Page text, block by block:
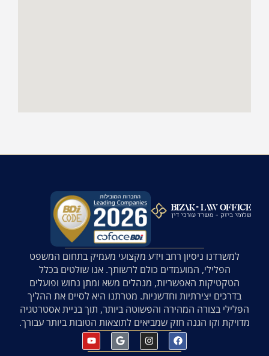
למשרדנו ניסיון רחב וידע מקצועי מעמיק בתחום המשפט
הפלילי, המועמדים כולם לרשותך. אנו שולטים בכלל
הטקטיקות האפשריות, מנהלים משא ומתן נחוש ופועלים
בדרכים יצירתיות וחדשניות. מטרתנו היא לסיים את ההליך
הפלילי בצורה המהירה והפשוטה ביותר, תוך בניית אסטרטגיה
מדויקת וקו הגנה חזק שמביאים לתוצאות הטובות ביותר עבורך.